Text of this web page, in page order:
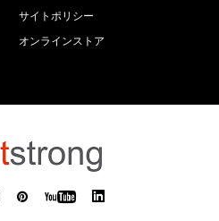
報の項目
のみ*）
は、本手続きにおいて
サイトポリシー
オンラインストア